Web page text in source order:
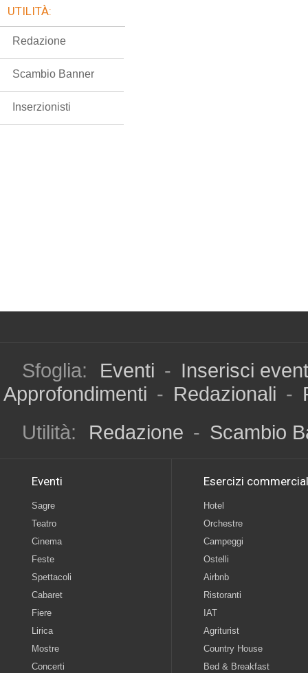
UTILITÀ:
Redazione
Scambio Banner
Inserzionisti
Sfoglia: Eventi - Inserisci
Approfondimenti - Redazionali -
Utilità:
Redazione - Scambio
Eventi
Sagre
Teatro
Cinema
Feste
Spettacoli
Cabaret
Fiere
Lirica
Mostre
Concerti
Esercizi
Hotel
Orchestre
Campeggi
Ostelli
Airbnb
Ristoranti
IAT
Agriturist
Country House
Bed & Breakfast